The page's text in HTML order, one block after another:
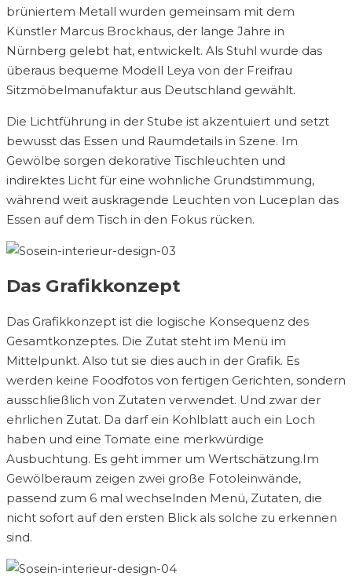
brüniertem Metall wurden gemeinsam mit dem
Künstler Marcus Brockhaus, der lange Jahre in
Nürnberg gelebt hat, entwickelt. Als Stuhl wurde das
überaus bequeme Modell Leya von der Freifrau
Sitzmöbelmanufaktur aus Deutschland gewählt.
Die Lichtführung in der Stube ist akzentuiert und setzt
bewusst das Essen und Raumdetails in Szene. Im
Gewölbe sorgen dekorative Tischleuchten und
indirektes Licht für eine wohnliche Grundstimmung,
während weit auskragende Leuchten von Luceplan das
Essen auf dem Tisch in den Fokus rücken.
Das Grafikkonzept
Das Grafikkonzept ist die logische Konsequenz des
Gesamtkonzeptes. Die Zutat steht im Menü im
Mittelpunkt. Also tut sie dies auch in der Grafik. Es
werden keine Foodfotos von fertigen Gerichten, sondern
ausschließlich von Zutaten verwendet. Und zwar der
ehrlichen Zutat. Da darf ein Kohlblatt auch ein Loch
haben und eine Tomate eine merkwürdige
Ausbuchtung. Es geht immer um Wertschätzung.Im
Gewölberaum zeigen zwei große Fotoleinwände,
passend zum 6 mal wechselnden Menü, Zutaten, die
nicht sofort auf den ersten Blick als solche zu erkennen
sind.